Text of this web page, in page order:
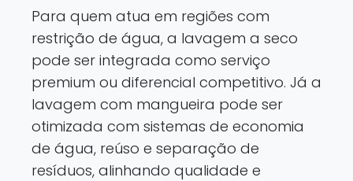
Para quem atua em regiões com
restrição de água, a lavagem a seco
pode ser integrada como serviço
premium ou diferencial competitivo. Já a
lavagem com mangueira pode ser
otimizada com sistemas de economia
de água, reúso e separação de
resíduos, alinhando qualidade e